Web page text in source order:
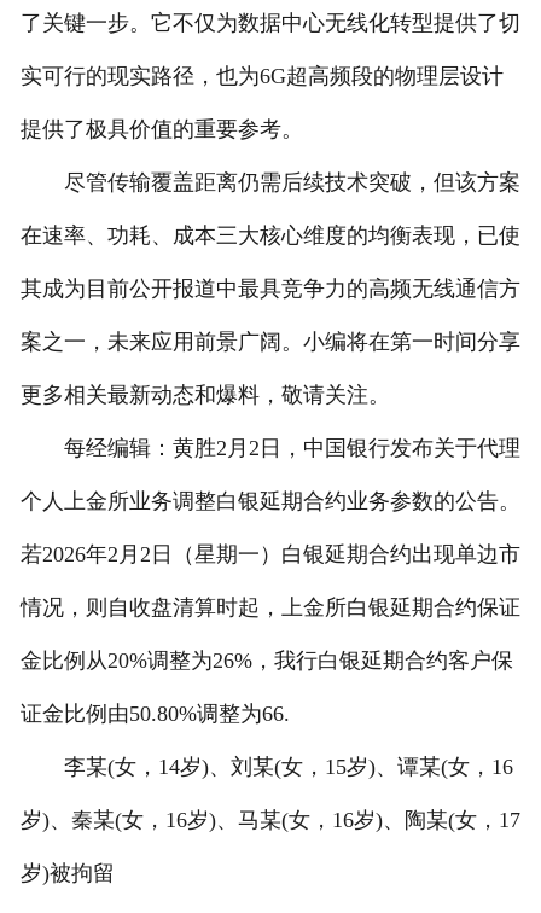
了关键一步。它不仅为数据中心无线化转型提供了切
实可行的现实路径，也为6G超高频段的物理层设计
提供了极具价值的重要参考。
尽管传输覆盖距离仍需后续技术突破，但该方案
在速率、功耗、成本三大核心维度的均衡表现，已使
其成为目前公开报道中最具竞争力的高频无线通信方
案之一，未来应用前景广阔。小编将在第一时间分享
更多相关最新动态和爆料，敬请关注。
每经编辑：黄胜2月2日，中国银行发布关于代理
个人上金所业务调整白银延期合约业务参数的公告。
若2026年2月2日（星期一）白银延期合约出现单边市
情况，则自收盘清算时起，上金所白银延期合约保证
金比例从20%调整为26%，我行白银延期合约客户保
证金比例由50.80%调整为66.
李某(女，14岁)、刘某(女，15岁)、谭某(女，16
岁)、秦某(女，16岁)、马某(女，16岁)、陶某(女，17
岁)被拘留